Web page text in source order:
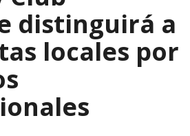
distinguirá a
locales por